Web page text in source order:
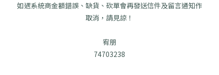
如遇系統商金額錯誤、缺貨、砍單會再發送信件及留言通知作
取消，請見諒！
宥朋
74703238